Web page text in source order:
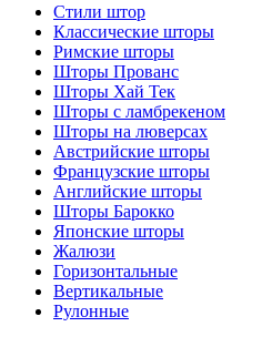
Стили штор
Классические шторы
Римские шторы
Шторы Прованс
Шторы Хай Тек
Шторы с ламбрекеном
Шторы на люверсах
Австрийские шторы
Французские шторы
Английские шторы
Шторы Барокко
Японские шторы
Жалюзи
Горизонтальные
Вертикальные
Рулонные